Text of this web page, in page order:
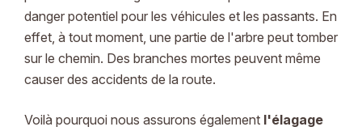
danger potentiel pour les véhicules et les passants. En
effet, à tout moment, une partie de l'arbre peut tomber
sur le chemin. Des branches mortes peuvent même
causer des accidents de la route.
Voilà pourquoi nous assurons également l'élagage